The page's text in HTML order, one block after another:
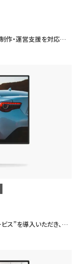
RENOWNINX ONLINE SHOP様のShopifyサイト制作・運営支援を対応させていただきました。
大手自動車メーカー様にて”EC事業部丸ごとサービス”を導入いただき、ECサイト（shopify）制作・運営支援・物流代行・催事出展代行を一貫して対応させていただきました。